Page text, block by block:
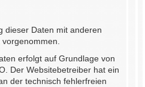
dieser Daten mit anderen
erfolgt auf Grundlage von
Der Websitebetreiber hat ein
der technisch fehlerfreien